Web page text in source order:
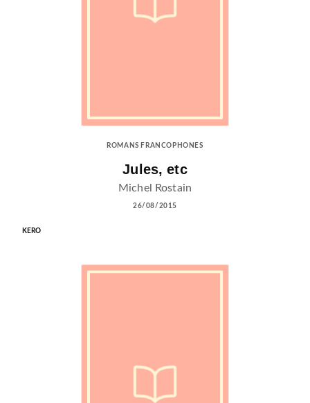
ROMANS FRANCOPHONES
Jules, etc
Michel Rostain
26/08/2015
KERO